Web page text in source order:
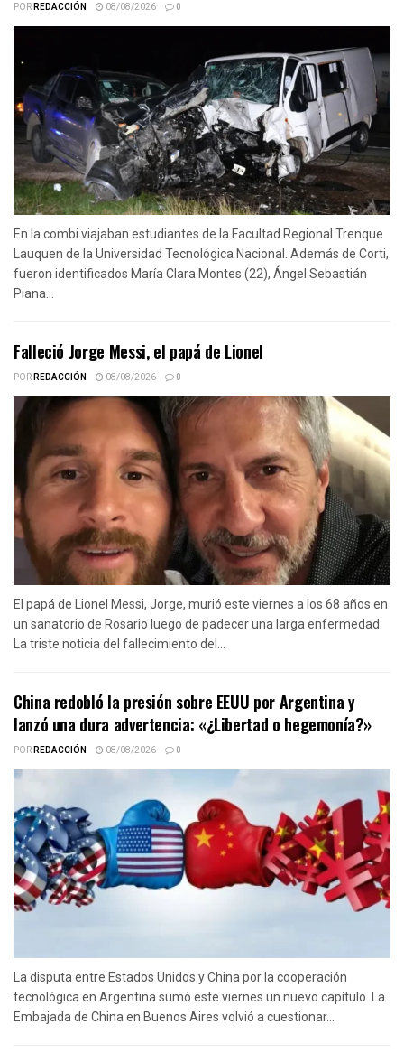
PORREDACCIÓN 08/08/2026 0
En la combi viajaban estudiantes de la Facultad Regional Trenque
Lauquen de la Universidad Tecnológica Nacional. Además de Corti,
fueron identificados María Clara Montes (22), Ángel Sebastián
Piana...
Falleció Jorge Messi, el papá de Lionel
PORREDACCIÓN 08/08/2026 0
El papá de Lionel Messi, Jorge, murió este viernes a los 68 años en
un sanatorio de Rosario luego de padecer una larga enfermedad.
La triste noticia del fallecimiento del...
China redobló la presión sobre EEUU por Argentina y
lanzó una dura advertencia: «¿Libertad o hegemonía?»
PORREDACCIÓN 08/08/2026 0
La disputa entre Estados Unidos y China por la cooperación
tecnológica en Argentina sumó este viernes un nuevo capítulo. La
Embajada de China en Buenos Aires volvió a cuestionar...